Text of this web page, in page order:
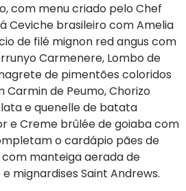
com menu criado pelo Chef
Ceviche brasileiro com Amelia
de filé mignon red angus com
Carmenere, Lombo de
de pimentões coloridos
Carmin de Peumo, Chorizo
e quenelle de batata
e Creme brûlée de goiaba com
o cardápio pães de
manteiga aerada de
mignardises Saint Andrews.